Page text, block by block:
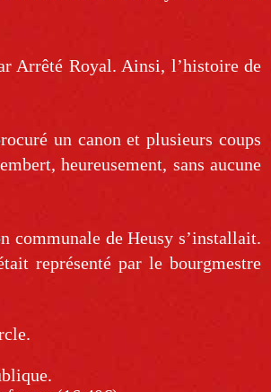
Arrêté Royal. Ainsi, l’histoire de
un canon et plusieurs coups
heureusement, sans aucune
communale de Heusy s’installait.
représenté par le bourgmestre